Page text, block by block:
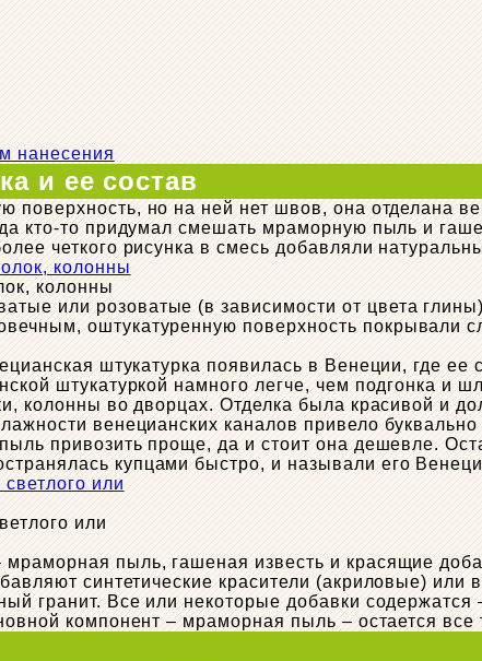
нанесения
и ее состав
но на ней нет швов, она отделана
кто-то придумал смешать мраморную пыль и
четкого рисунка в смесь добавляли
колонны
или розоватые (в зависимости от цвета
оштукатуренную поверхность покрывали
штукатурка появилась в Венеции, где
штукатуркой намного легче, чем подгонка и
колонны во дворцах. Отделка была красивой и
венецианских каналов привело
привозить проще, да и стоит она дешевле.
купцами быстро, и называли его
или
пыль, гашеная известь и красящие
синтетические красители (акриловые)
гранит. Все или некоторые добавки содержатся
компонент – мраморная пыль – остается все